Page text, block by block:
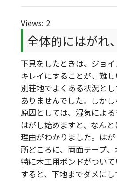
Views: 2
全体的にはがれ
下見をしたときは、ジョ
キレイにすることが、難
別荘地でよくある状況と
ありませんでした。しか
原因としては、湿気によ
はがし始めますと、なん
理由がわかりました。は
所どころに、両面テープ
特に木工用ボンドがつい
すると、下地までダメに